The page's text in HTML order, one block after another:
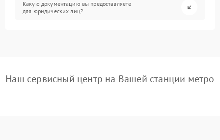
Какую документацию вы предоставляете
для юридических лиц?
Наш сервисный центр на Вашей станции метро